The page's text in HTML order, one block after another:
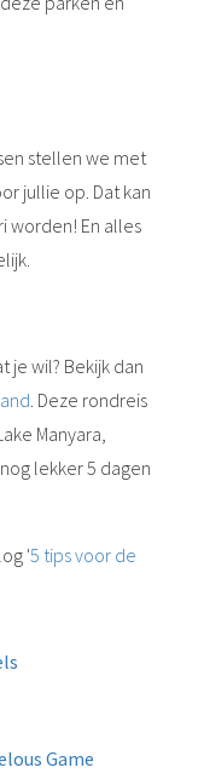
stellen we met
jullie op. Dat kan
worden! En alles
je wil? Bekijk dan
. Deze rondreis
Manyara,
lekker 5 dagen
'5 tips voor de
Game